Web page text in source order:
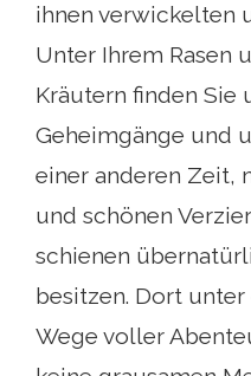
ihnen verwickelten
Unter Ihrem Rasen
Kräutern finden Sie
Geheimgänge und
einer anderen Zeit,
und schönen
schienen
besitzen. Dort
Wege voller